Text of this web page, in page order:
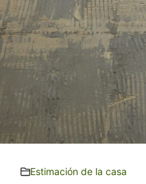
Estimación de la casa